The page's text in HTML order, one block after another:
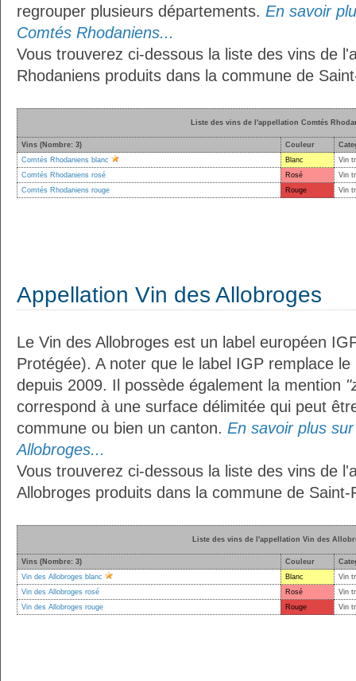
regrouper plusieurs départements. En savoir
Comtés Rhodaniens...
Vous trouverez ci-dessous la liste des vins de
Rhodaniens produits dans la commune de
Liste des vins de l'appellation Comtés
Vins (Nombre: 3) Couleur
Comtés Rhodaniens blanc
Blanc
Vin
Comtés Rhodaniens rosé
Rosé
Vin
Comtés Rhodaniens rouge
Rouge Vin
Appellation Vin des Allobroges
Le Vin des Allobroges est un label européen
Protégée). A noter que le label IGP remplace
depuis 2009. Il possède également la mention
correspond à une surface délimitée qui peut
commune ou bien un canton. En savoir plus
Allobroges...
Vous trouverez ci-dessous la liste des vins de
Allobroges produits dans la commune de Saint-
Liste des vins de l'appellation Vin des
Vins (Nombre: 3) Couleur
Vin des Allobroges blanc
Blanc
Vin
Vin des Allobroges rosé
Rosé
Vin
Vin des Allobroges rouge
Rouge Vin